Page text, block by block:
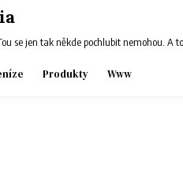
se jen tak někde pochlubit nemohou. A
Produkty Www